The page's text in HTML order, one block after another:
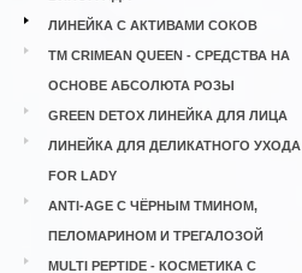
ЛИНЕЙКА С АКТИВАМИ СОКОВ
ТМ CRIMEAN QUEEN - СРЕДСТВА НА
ОСНОВЕ АБСОЛЮТА РОЗЫ
GREEN DETOX ЛИНЕЙКА ДЛЯ ЛИЦА
ЛИНЕЙКА ДЛЯ ДЕЛИКАТНОГО УХОДА
FOR LADY
ANTI-AGE С ЧЁРНЫМ ТМИНОМ,
ПЕЛОМАРИНОМ И ТРЕГАЛОЗОЙ
MULTI PEPTIDE - КОСМЕТИКА С